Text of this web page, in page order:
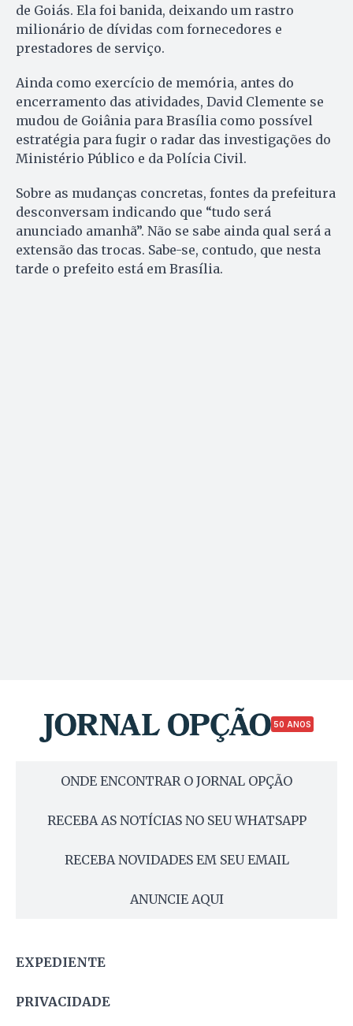
de Goiás. Ela foi banida, deixando um rastro
milionário de dívidas com fornecedores e
prestadores de serviço.
Ainda como exercício de memória, antes do
encerramento das atividades, David Clemente se
mudou de Goiânia para Brasília como possível
estratégia para fugir o radar das investigações do
Ministério Público e da Polícia Civil.
Sobre as mudanças concretas, fontes da prefeitura
desconversam indicando que “tudo será
anunciado amanhã”. Não se sabe ainda qual será a
extensão das trocas. Sabe-se, contudo, que nesta
tarde o prefeito está em Brasília.
50 ANOS
ONDE ENCONTRAR O JORNAL OPÇÃO
RECEBA AS NOTÍCIAS NO SEU WHATSAPP
RECEBA NOVIDADES EM SEU EMAIL
ANUNCIE AQUI
EXPEDIENTE
PRIVACIDADE